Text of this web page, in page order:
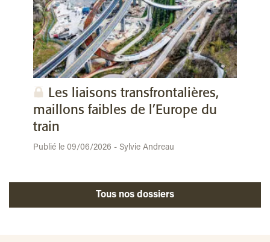
Les liaisons transfrontalières,
maillons faibles de l’Europe du
train
Publié le 09/06/2026 - Sylvie Andreau
Tous nos dossiers